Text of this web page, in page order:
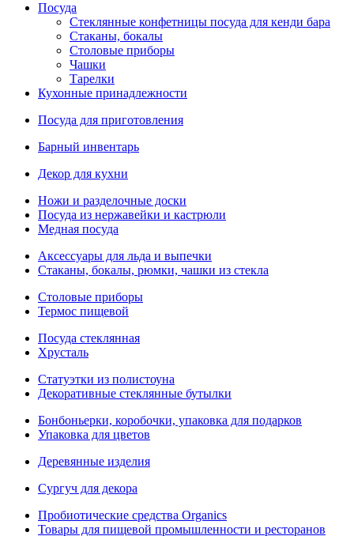
Посуда
Стеклянные конфетницы посуда для кенди бара
Стаканы, бокалы
Столовые приборы
Чашки
Тарелки
Кухонные принадлежности
Посуда для приготовления
Барный инвентарь
Декор для кухни
Ножи и разделочные доски
Посуда из нержавейки и кастрюли
Медная посуда
Аксессуары для льда и выпечки
Стаканы, бокалы, рюмки, чашки из стекла
Столовые приборы
Термос пищевой
Посуда стеклянная
Хрусталь
Статуэтки из полистоуна
Декоративные стеклянные бутылки
Бонбоньерки, коробочки, упаковка для подарков
Упаковка для цветов
Деревянные изделия
Сургуч для декора
Пробиотические средства Organics
Товары для пищевой промышленности и ресторанов